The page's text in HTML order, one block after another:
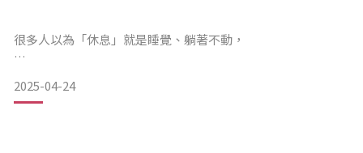
很多人以為「休息」就是睡覺、躺著不動，
但其實，真正的恢復還包含——
2025-04-24